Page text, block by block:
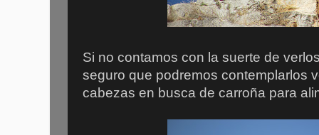
Si no contamos con la suerte de
seguro que podremos contemplarlos
cabezas en busca de carroña para